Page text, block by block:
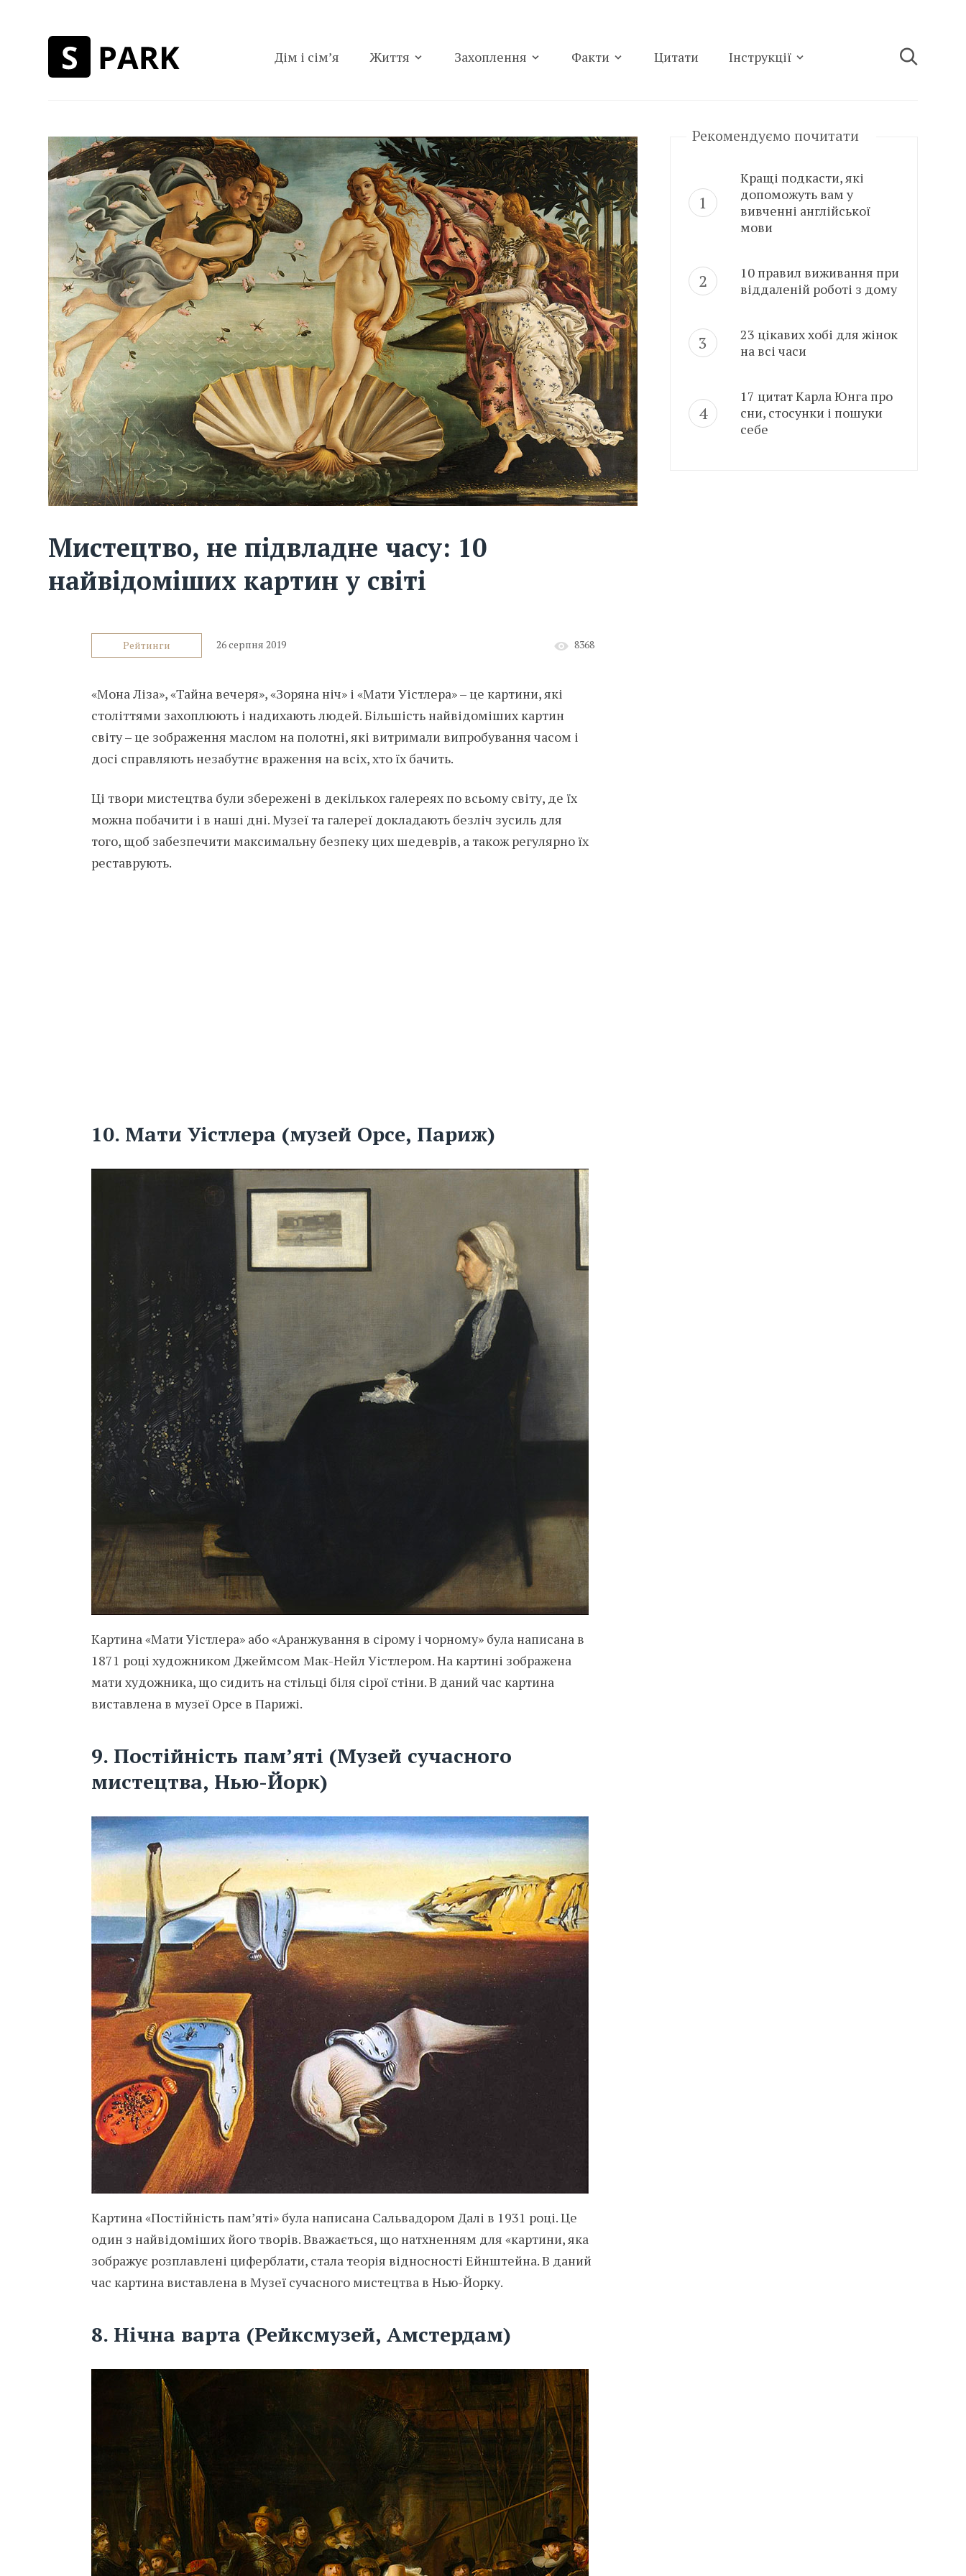
Дім і сім’я Життя Захоплення Факти Цитати Інструкції
Мистецтво, не підвладне часу: 10
найвідоміших картин у світі
Рейтинги 26 серпня 2019 8368
«Мона Ліза», «Тайна вечеря», «Зоряна ніч» і «Мати Уістлера» – це картини, які
століттями захоплюють і надихають людей. Більшість найвідоміших картин
світу – це зображення маслом на полотні, які витримали випробування часом і
досі справляють незабутнє враження на всіх, хто їх бачить.
Ці твори мистецтва були збережені в декількох галереях по всьому світу, де їх
можна побачити і в наші дні. Музеї та галереї докладають безліч зусиль для
того, щоб забезпечити максимальну безпеку цих шедеврів, а також регулярно їх
реставрують.
10. Мати Уістлера (музей Орсе, Париж)
Картина «Мати Уістлера» або «Аранжування в сірому і чорному» була написана в
1871 році художником Джеймсом Мак-Нейл Уістлером. На картині зображена
мати художника, що сидить на стільці біля сірої стіни. В даний час картина
виставлена в музеї Орсе в Парижі.
9. Постійність пам’яті (Музей сучасного
мистецтва, Нью-Йорк)
Картина «Постійність пам’яті» була написана Сальвадором Далі в 1931 році. Це
один з найвідоміших його творів. Вважається, що натхненням для «картини, яка
зображує розплавлені циферблати, стала теорія відносності Ейнштейна. В даний
час картина виставлена ​​в Музеї сучасного мистецтва в Нью-Йорку.
8. Нічна варта (Рейксмузей, Амстердам)
Рекомендуємо почитати
Кращі подкасти, які
допоможуть вам у
вивченні англійської
мови
10 правил виживання при
віддаленій роботі з дому
23 цікавих хобі для жінок
на всі часи
17 цитат Карла Юнга про
сни, стосунки і пошуки
себе